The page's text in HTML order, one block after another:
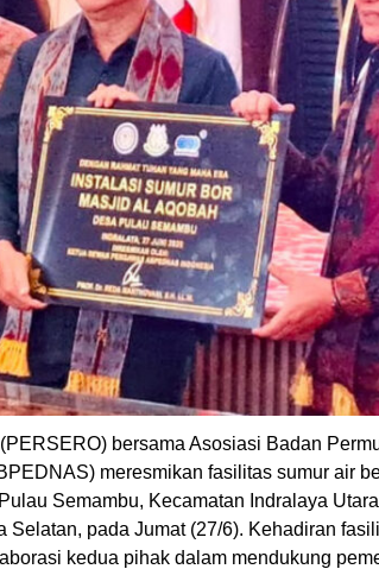
bersama Asosiasi Badan
meresmikan fasilitas sumur air
Semambu, Kecamatan Indralaya
Selatan, pada Jumat (27/6). Kehadiran
kedua pihak dalam mendukung